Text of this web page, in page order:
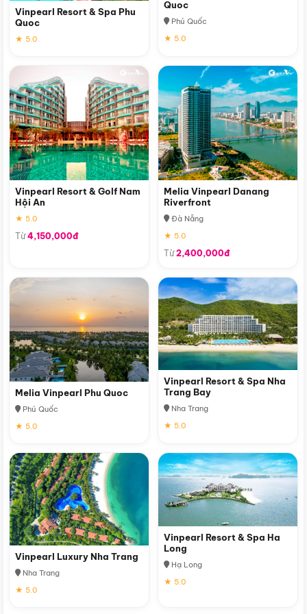
Vinpearl Resort & Spa Phu
Quoc
★ 5.0
Quoc
Phú Quốc
★ 5.0
Vinpearl Resort & Golf Nam
Hội An
★ 5.0
Từ4,150,000đ
Melia Vinpearl Danang
Riverfront
Đà Nẵng
★ 5.0
Từ2,400,000đ
Melia Vinpearl Phu Quoc
Phú Quốc
★ 5.0
Vinpearl Resort & Spa Nha
Trang Bay
Nha Trang
★ 5.0
Vinpearl Luxury Nha Trang
Nha Trang
★ 5.0
Vinpearl Resort & Spa Ha
Long
Hạ Long
★ 5.0